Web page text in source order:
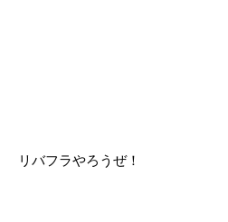
リバフラやろうぜ！